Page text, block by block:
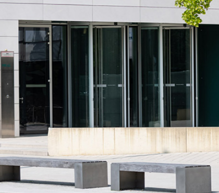
werden. Dies kann über gefälschte Webseiten, Facebook-
WhatsApp-Chats betreibt und auch sonst keine sozialen
Sollten Sie Anrufe, Nachrichten oder E-Mails erhalten, in
zu befolgen oder Zahlungen zu leisten, gehen Sie bitte